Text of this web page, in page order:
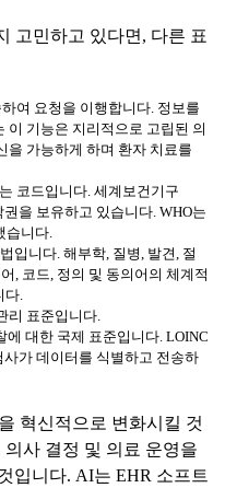
고민하고 있다면, 다른 표
여 요청을 이행합니다. 정보를
이 기능은 지리적으로 고립된 의
을 가능하게 하며 환자 치료를
코드입니다. 세계보건기구
을 보유하고 있습니다. WHO는
습니다.
입니다. 해부학, 질병, 발견, 절
, 코드, 정의 및 동의어의 체계적
.
리 표준입니다.
에 대한 국제 표준입니다. LOINC
가 데이터를 식별하고 전송하
혁신적으로 변화시킬 것
사 결정 및 의료 운영을
입니다. AI는 EHR 소프트